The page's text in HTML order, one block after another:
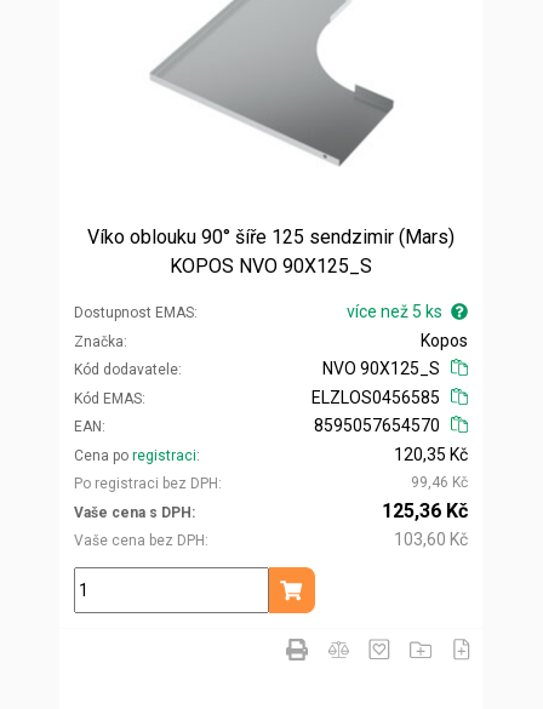
Víko oblouku 90° šíře 125 sendzimir (Mars)
KOPOS NVO 90X125_S
Dostupnost EMAS více než 5 ks
Značka
Kód dodavatele
Kopos
NVO 90X125_S
Kód EMAS
EAN
ELZLOS0456585
8595057654570
Cena po registraci
Po registraci bez DPH
120,35 Kč
99,46 Kč
Vaše cena s DPH
Vaše cena bez DPH
125,36 Kč
103,60 Kč
ks
Přidat do košíku